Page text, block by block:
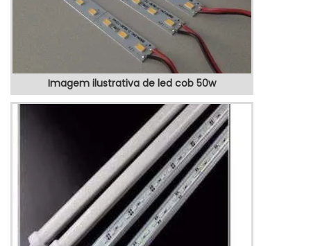
Imagem ilustrativa de led cob 50w